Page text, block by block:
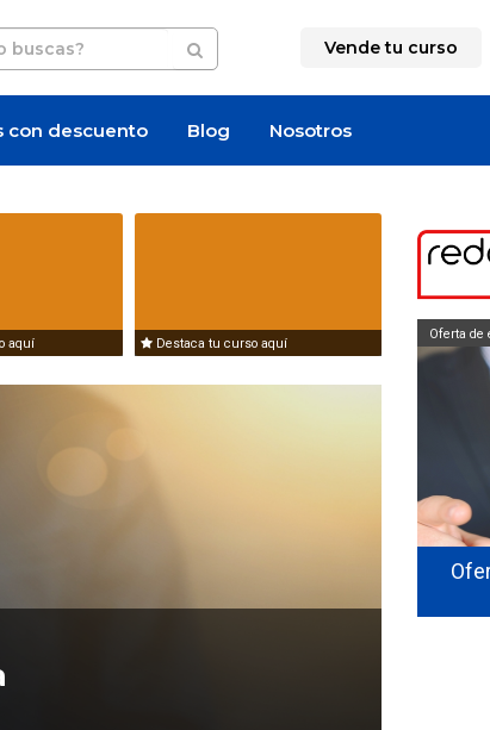
Vende tu curso
con descuento Blog Nosotros
aquí Destaca tu curso aquí
trabajar en
Oferta de empleo